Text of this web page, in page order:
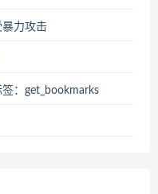
暴力攻击
：get_bookmarks